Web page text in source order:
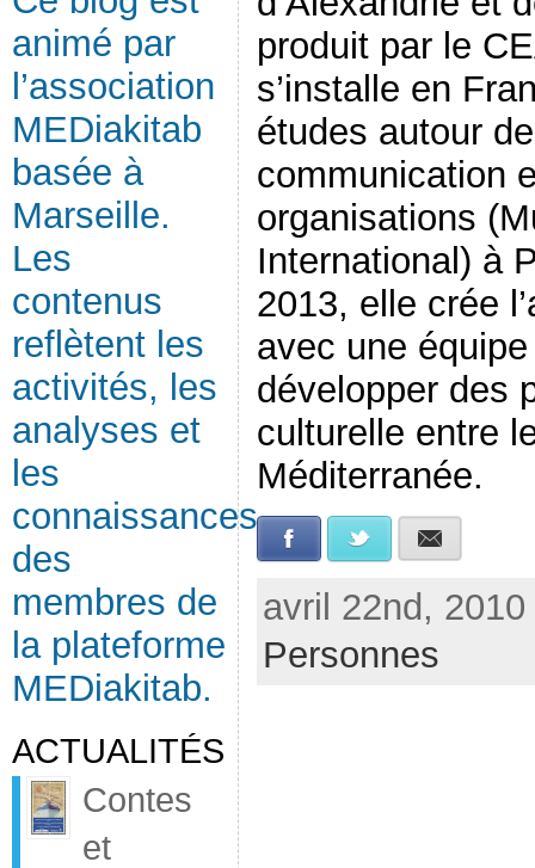
animé par
l’association
MEDiakitab
basée à
Marseille.
Les
contenus
reflètent les
activités, les
analyses et
les
connaissances
des
membres de
la plateforme
MEDiakitab.
ACTUALITÉS
Contes
et
produit par le
s’installe en
études autour
communication
organisations
International) à
2013, elle crée
avec une
développer des
culturelle entre
Méditerranée.
Facebook Twitter
avril 22nd,
Personnes